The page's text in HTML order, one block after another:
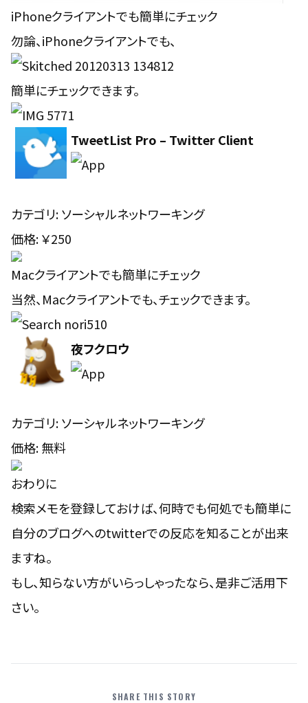
iPhoneクライアントでも簡単にチェック
勿論、iPhoneクライアントでも、
簡単にチェックできます。
TweetList Pro – Twitter Client
カテゴリ: ソーシャルネットワーキング
価格: ￥250
Macクライアントでも簡単にチェック
当然、Macクライアントでも、チェックできます。
夜フクロウ
カテゴリ: ソーシャルネットワーキング
価格: 無料
おわりに
検索メモを登録しておけば、何時でも何処でも簡単に
自分のブログへのtwitterでの反応を知ることが出来
ますね。
もし、知らない方がいらっしゃったなら、是非ご活用下
さい。
SHARE THIS STORY